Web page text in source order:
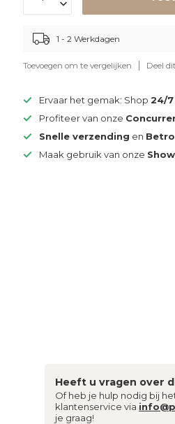
1 - 2 Werkdagen
Toevoegen om te vergelijken Deel
Ervaar het gemak: Shop24/7
Profiteer van onze
Snelle verzending en
Maak gebruik van onze
Heeft u vragen over
Of heb je hulp nodig bij
klantenservice via
je graag!